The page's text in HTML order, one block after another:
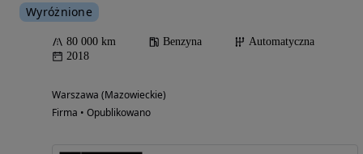
Wyróżnione
80 000 km Benzyna
Automatyczna
2018
Warszawa (Mazowieckie)
Firma • Opublikowano